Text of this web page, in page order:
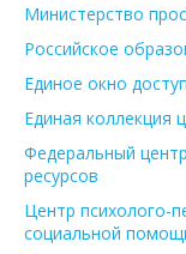
Министерство
Российское
Единое окно
Единая коллекция
Федеральный
ресурсов
Центр психолого-
социальной